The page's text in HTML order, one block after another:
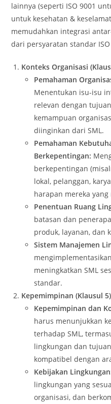
lainnya (seperti ISO 9001
untuk kesehatan &
memudahkan integrasi
dari persyaratan standar ISO
Konteks Organisasi
Pemahaman
Menentukan isu-isu
relevan dengan
kemampuan
diinginkan dari SML.
Pemahaman
Berkepentingan:
berkepentingan
lokal, pelanggan,
harapan mereka
Penentuan Ruang
batasan dan
produk, layanan, dan
Sistem Manajemen
meningkatkan SML
standar.
Kepemimpinan (Klausul
Kepemimpinan dan
harus menunjukkan
terhadap SML,
lingkungan dan
kompatibel dengan
Kebijakan
lingkungan yang
organisasi, dan